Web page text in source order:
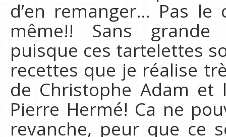
d’en remanger… Pas
même!! Sans
puisque ces tartelettes
recettes que je réalise
de Christophe Adam et
Pierre Hermé! Ca ne
revanche, peur que ce